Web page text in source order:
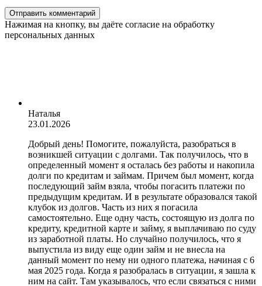
Нажимая на кнопку, вы даёте согласие на обработку
персональных данных
Наталья
23.01.2026
Добрый день! Помогите, пожалуйста, разобраться в
возникшей ситуации с долгами. Так получилось, что в
определенный момент я осталась без работы и накопила
долги по кредитам и займам. Причем был момент, когда
последующий займ взяла, чтобы погасить платежи по
предыдущим кредитам. И в результате образовался такой
клубок из долгов. Часть из них я погасила
самостоятельно. Еще одну часть, состоящую из долга по
кредиту, кредитной карте и займу, я выплачиваю по суду
из заработной платы. Но случайно получилось, что я
выпустила из виду еще один займ и не внесла на
данный момент по нему ни одного платежа, начиная с 6
мая 2025 года. Когда я разобралась в ситуации, я зашла к
ним на сайт. Там указывалось, что если связаться с ними